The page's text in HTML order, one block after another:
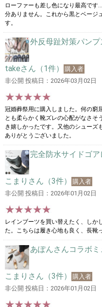
ローファーも差し色になり最高です
分ありません。これから黒とベージ
す。
外反母趾対策パンプ
takeさん（1件）
購入者
非公開 投稿日：2026年03月02日
冠婚葬祭用に購入しました。何の窮
とも柔らかく靴ズレの心配がなさそ
き嬉しかったです。又他のシューズ
ありがとうございました。
完全防水サイドゴ
こまりさん（3件）
購入者
非公開 投稿日：2026年01月02日
レインブーツを買い替えたく、しか
た。こちらは履き心地も良く、長靴
あぽんさんコラボ
こまりさん（3件）
購入者
非公開 投稿日：2026年01月02日